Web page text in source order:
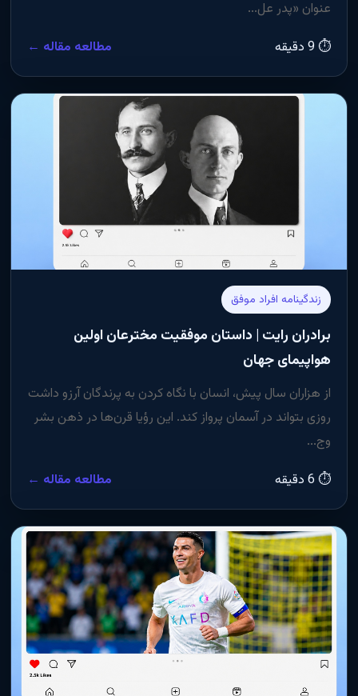
عنوان «پدر عل...
⏱ 9 دقیقه
مطالعه مقاله ←
زندگینامه افراد موفق
برادران رایت | داستان موفقیت مخترعان اولین
هواپیمای جهان
از هزاران سال پیش، انسان با نگاه کردن به پرندگان آرزو داشت
روزی بتواند در آسمان پرواز کند. این رؤیا قرن‌ها در ذهن بشر
وج...
⏱ 6 دقیقه
مطالعه مقاله ←